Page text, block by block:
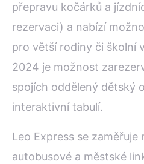
přepravu kočárků a
rezervaci) a nabízí
pro větší rodiny či školní
2024 je možnost
spojích oddělený dětský
interaktivní tabulí.
Leo Express se zaměřuje
autobusové a městské